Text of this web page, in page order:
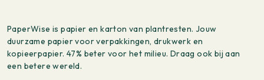
PaperWise is papier en karton van plantresten. Jouw
duurzame papier voor verpakkingen, drukwerk en
kopieerpapier. 47% beter voor het milieu. Draag ook bij aan
een betere wereld.